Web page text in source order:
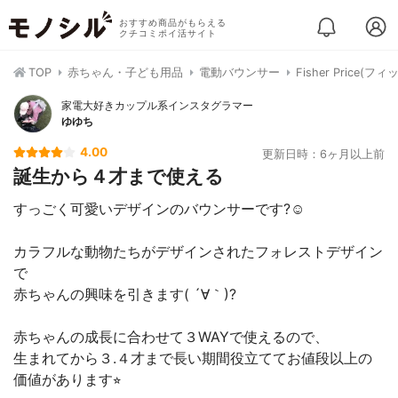
おすすめ商品がもらえる
クチコミポイ活サイト
TOP 赤ちゃん・子ども用品 電動バウンサー Fisher Price(フィ
家電大好きカップル系インスタグラマー
ゆゆち
4.00 更新日時：6ヶ月以上前
誕生から４才まで使える
すっごく可愛いデザインのバウンサーです?☺️
カラフルな動物たちがデザインされたフォレストデザイン
で
赤ちゃんの興味を引きます( ´∀｀)?
赤ちゃんの成長に合わせて３WAYで使えるので、
生まれてから３.４才まで長い期間役立ててお値段以上の
価値があります⭐︎